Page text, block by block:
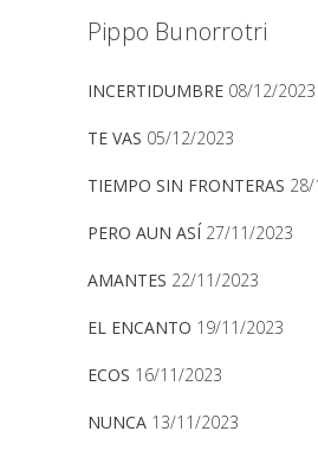
Pippo Bunorrotri
INCERTIDUMBRE 08/12/2023
TE VAS 05/12/2023
TIEMPO SIN FRONTERAS
PERO AUN ASÍ 27/11/2023
AMANTES 22/11/2023
EL ENCANTO 19/11/2023
ECOS 16/11/2023
NUNCA 13/11/2023